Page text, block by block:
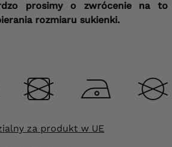
prosimy o zwrócenie na to
rozmiaru sukienki.
za produkt w UE